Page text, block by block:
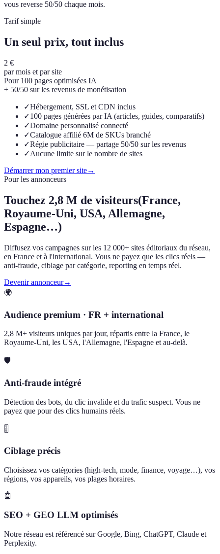
vous reverse 50/50 chaque mois.
Tarif simple
Un seul prix, tout inclus
2 €
par mois et par site
Pour 100 pages optimisées IA
+ 50/50 sur les revenus de monétisation
✓Hébergement, SSL et CDN inclus
✓100 pages générées par IA (articles, guides, comparatifs)
✓Domaine personnalisé connecté
✓Catalogue affilié 6M de SKUs branché
✓Régie publicitaire — partage 50/50 sur les revenus
✓Aucune limite sur le nombre de sites
Démarrer mon premier site→
Pour les annonceurs
Touchez 2,8 M de visiteurs(France,
Royaume-Uni, USA, Allemagne,
Espagne…)
Diffusez vos campagnes sur les 12 000+ sites éditoriaux du réseau,
en France et à l'international. Vous ne payez que les clics réels —
anti-fraude, ciblage par catégorie, reporting en temps réel.
Devenir annonceur→
🌍
Audience premium · FR + international
2,8 M+ visiteurs uniques par jour, répartis entre la France, le
Royaume-Uni, les USA, l'Allemagne, l'Espagne et au-delà.
🛡️
Anti-fraude intégré
Détection des bots, du clic invalide et du trafic suspect. Vous ne
payez que pour des clics humains réels.
🎚️
Ciblage précis
Choisissez vos catégories (high-tech, mode, finance, voyage…), vos
régions, vos appareils, vos plages horaires.
🤖
SEO + GEO LLM optimisés
Notre réseau est référencé sur Google, Bing, ChatGPT, Claude et
Perplexity.